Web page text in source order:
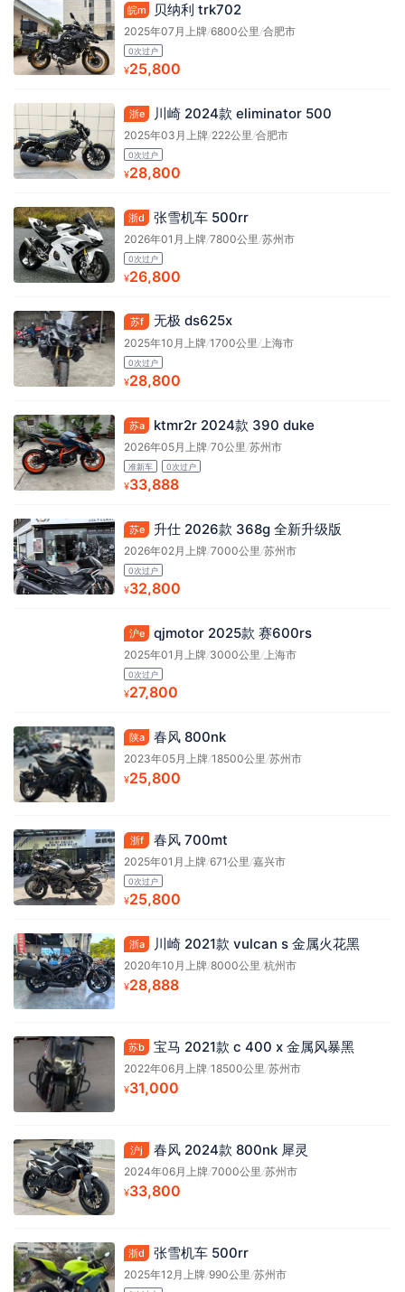
皖m 贝纳利 trk702
2025年07月上牌/6800公里/合肥市
0次过户
¥25,800
浙e 川崎 2024款 eliminator 500
2025年03月上牌/222公里/合肥市
0次过户
¥28,800
浙d 张雪机车 500rr
2026年01月上牌/7800公里 /苏州市
0次过户
¥26,800
苏f 无极 ds625x
2025年10月上牌/1700公里 /上海市
0次过户
¥28,800
苏a ktmr2r 2024款 390 duke
2026年05月上牌/70公里 /苏州市
准新车 0次过户
¥33,888
苏e 升仕 2026款 368g 全新升级版
2026年02月上牌/7000公里 /苏州市
0次过户
¥32,800
沪e qjmotor 2025款 赛600rs
2025年01月上牌/3000公里 /上海市
0次过户
¥27,800
陕a 春风 800nk
2023年05月上牌/18500公里 /苏州市
¥25,800
浙f 春风 700mt
2025年01月上牌/671公里 /嘉兴市
0次过户
¥25,800
浙a 川崎 2021款 vulcan s 金属火花黑
2020年10月上牌/8000公里 /杭州市
¥28,888
苏b 宝马 2021款 c 400 x 金属风暴黑
2022年06月上牌/18500公里 /苏州市
¥31,000
沪j 春风 2024款 800nk 犀灵
2024年06月上牌/7000公里 /苏州市
¥33,800
浙d 张雪机车 500rr
2025年12月上牌/990公里 /苏州市